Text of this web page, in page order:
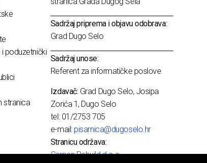
poduzetnički
stranica
Sadržaj priprema i objavu odobrava:
Grad Dugo Selo
Sadržaj unose:
Referent za informatičke poslove
Izdavač: Grad Dugo Selo, Josipa
Zorića 1, Dugo Selo
tel: 01/2753 705
e-mail: pisarnica@dugoselo.hr
Stranicu održava:
Carpen Rebuild d.o.o.